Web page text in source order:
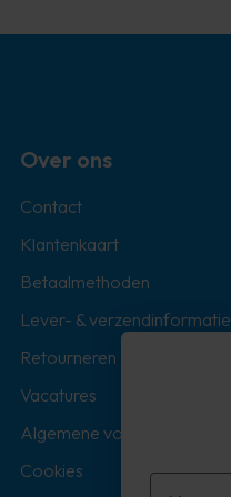
Over ons
Contact
Klantenkaart
Betaalmethoden
Lever- & verzendinformatie
Retourneren
Vacatures
Algemene voorwaarden
Cookies